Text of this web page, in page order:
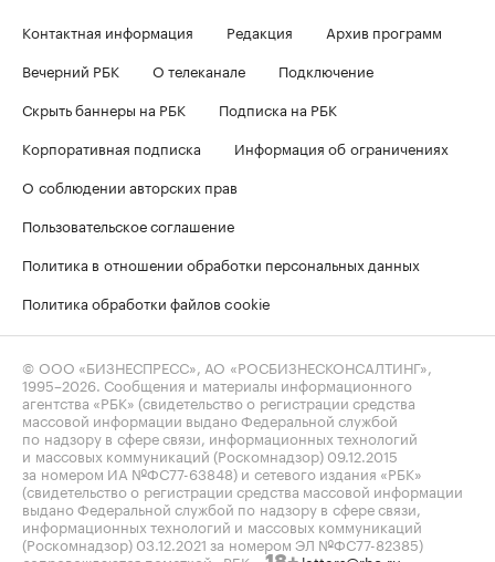
Контактная информация Редакция
Архив программ
Вечерний РБК
О телеканале
Подключение
Скрыть баннеры на РБК
Подписка на РБК
Корпоративная подписка
Информация об ограничениях
О соблюдении авторских прав
Пользовательское соглашение
Политика в отношении обработки персональных данных
Политика обработки файлов cookie
© ООО «БИЗНЕСПРЕСС», АО «РОСБИЗНЕСКОНСАЛТИНГ»,
1995–2026 . Сообщения и материалы информационного
агентства «РБК» (свидетельство о регистрации средства
массовой информации выдано Федеральной службой
по надзору в сфере связи, информационных технологий
и массовых коммуникаций (Роскомнадзор) 09.12.2015
за номером ИА №ФС77-63848) и сетевого издания «РБК»
(свидетельство о регистрации средства массовой информации
выдано Федеральной службой по надзору в сфере связи,
информационных технологий и массовых коммуникаций
(Роскомнадзор) 03.12.2021 за номером ЭЛ №ФС77-82385)